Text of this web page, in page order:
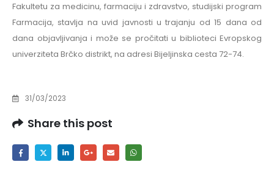
Fakultetu za medicinu, farmaciju i zdravstvo, studijski program
Farmacija, stavlja na uvid javnosti u trajanju od 15 dana od
dana objavljivanja i može se pročitati u biblioteci Evropskog
univerziteta Brčko distrikt, na adresi Bijeljinska cesta 72-74.
31/03/2023
Share this post